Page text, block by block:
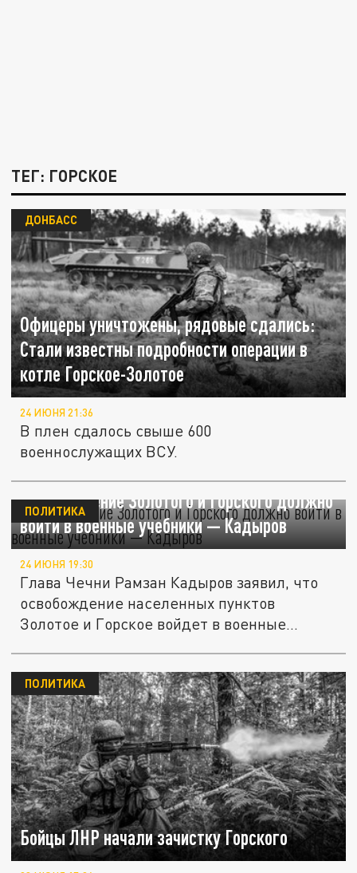
ТЕГ: ГОРСКОЕ
Офицеры уничтожены, рядовые сдались:
Стали известны подробности операции в
котле Горское-Золотое
ДОНБАСС
24 ИЮНЯ 21:36
В плен сдалось свыше 600
военнослужащих ВСУ.
Освобождение Золотого и Горского должно
войти в военные учебники — Кадыров
ПОЛИТИКА
24 ИЮНЯ 19:30
Глава Чечни Рамзан Кадыров заявил, что
освобождение населенных пунктов
Золотое и Горское войдет в военные...
Бойцы ЛНР начали зачистку Горского
ПОЛИТИКА